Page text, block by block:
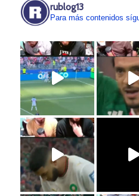
rublog13
Para más contenidos